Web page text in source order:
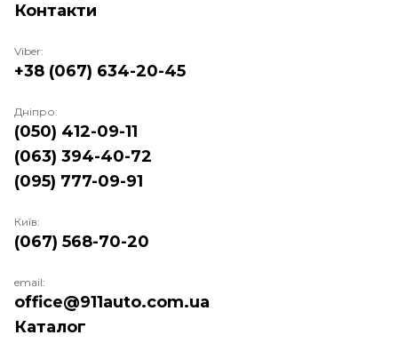
Каталог
Контакти
Viber:
+38 (067) 634-20-45
Дніпро:
(050) 412-09-11
(063) 394-40-72
(095) 777-09-91
Київ:
(067) 568-70-20
email:
office@911auto.com.ua